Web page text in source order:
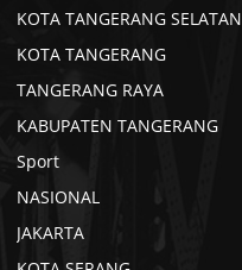
KOTA TANGERANG SELATAN
KOTA TANGERANG
TANGERANG RAYA
KABUPATEN TANGERANG
Sport
NASIONAL
JAKARTA